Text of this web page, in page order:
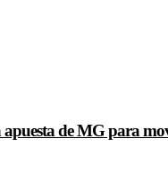
de MG para